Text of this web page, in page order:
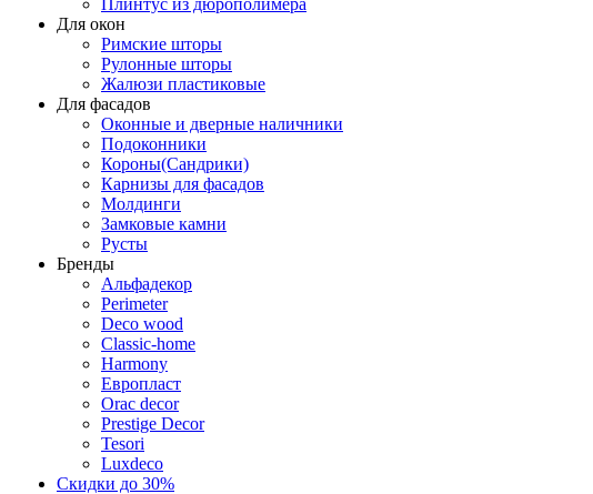
Плинтус из дюрополимера
Для окон
Римские шторы
Рулонные шторы
Жалюзи пластиковые
Для фасадов
Оконные и дверные наличники
Подоконники
Короны(Сандрики)
Карнизы для фасадов
Молдинги
Замковые камни
Русты
Бренды
Альфадекор
Perimeter
Deco wood
Classic-home
Harmony
Европласт
Orac decor
Prestige Decor
Tesori
Luxdeco
Скидки до 30%